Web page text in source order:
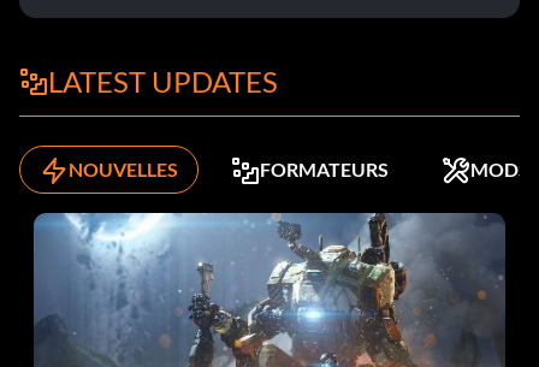
LATEST UPDATES
NOUVELLES FORMATEURS MODS